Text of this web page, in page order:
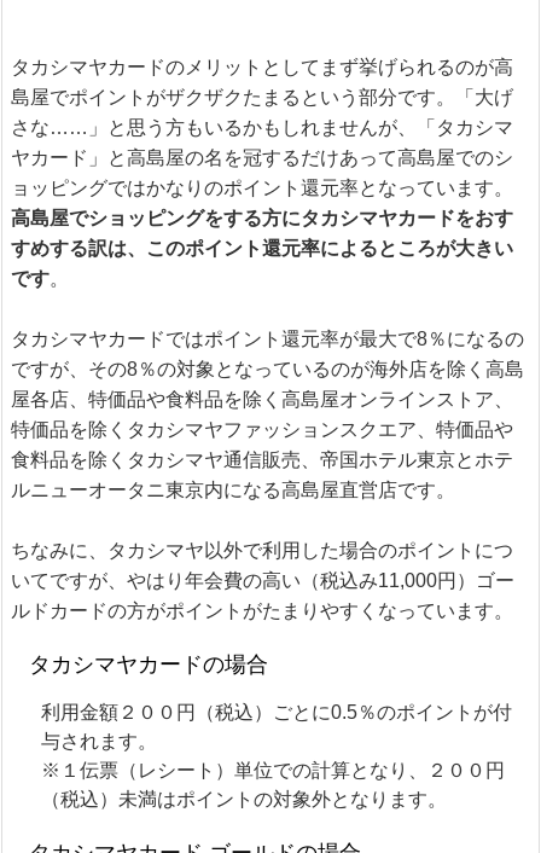
タカシマヤカードのメリットとしてまず挙げられるのが高
島屋でポイントがザクザクたまるという部分です。「大げ
さな……」と思う方もいるかもしれませんが、「タカシマ
ヤカード」と高島屋の名を冠するだけあって高島屋でのシ
ョッピングではかなりのポイント還元率となっています。
高島屋でショッピングをする方にタカシマヤカードをおす
すめする訳は、このポイント還元率によるところが大きい
です。
タカシマヤカードではポイント還元率が最大で8％になるの
ですが、その8％の対象となっているのが海外店を除く高島
屋各店、特価品や食料品を除く高島屋オンラインストア、
特価品を除くタカシマヤファッションスクエア、特価品や
食料品を除くタカシマヤ通信販売、帝国ホテル東京とホテ
ルニューオータニ東京内になる高島屋直営店です。
ちなみに、タカシマヤ以外で利用した場合のポイントにつ
いてですが、やはり年会費の高い（税込み11,000円）ゴー
ルドカードの方がポイントがたまりやすくなっています。
タカシマヤカードの場合
利用金額２００円（税込）ごとに0.5％のポイントが付
与されます。
※１伝票（レシート）単位での計算となり、２００円
（税込）未満はポイントの対象外となります。